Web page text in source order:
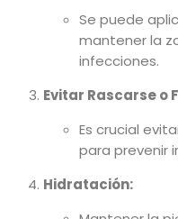
Se puede
mantener la
infecciones.
Evitar Rascarse o
Es crucial
para prevenir
Hidratación: